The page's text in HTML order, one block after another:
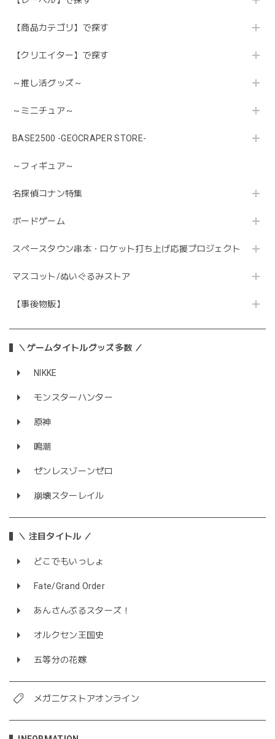
【商品カテゴリ】で探す
【クリエイター】で探す
～推し活グッズ～
～ミニチュア～
BASE2500 -GEOCRAPER STORE-
～フィギュア～
名探偵コナン特集
ボードゲーム
スペースタウン串本・ロケット打ち上げ応援プロジェクト
マスコット/ぬいぐるみストア
【事後物販】
＼ゲームタイトルグッズ多数 ／
NIKKE
モンスターハンター
原神
鳴潮
ゼンレスゾーンゼロ
崩壊スターレイル
＼ 注目タイトル ／
どこでもいっしょ
Fate/Grand Order
あんさんぶるスターズ！
オルクセン王国史
五等分の花嫁
メガニケストアオンライン